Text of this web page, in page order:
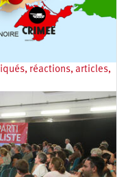
réactions, articles,